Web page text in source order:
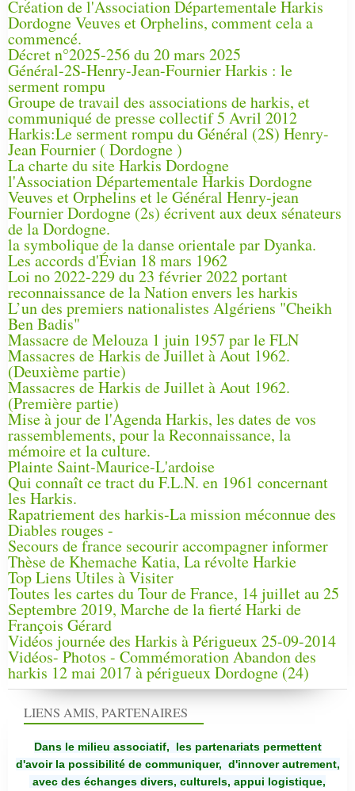
Création de l'Association Départementale Harkis
Dordogne Veuves et Orphelins, comment cela a
commencé.
Décret n°2025-256 du 20 mars 2025
Général-2S-Henry-Jean-Fournier Harkis : le
serment rompu
Groupe de travail des associations de harkis, et
communiqué de presse collectif 5 Avril 2012
Harkis:Le serment rompu du Général (2S) Henry-
Jean Fournier ( Dordogne )
La charte du site Harkis Dordogne
l'Association Départementale Harkis Dordogne
Veuves et Orphelins et le Général Henry-jean
Fournier Dordogne (2s) écrivent aux deux sénateurs
de la Dordogne.
la symbolique de la danse orientale par Dyanka.
Les accords d'Évian 18 mars 1962
Loi no 2022-229 du 23 février 2022 portant
reconnaissance de la Nation envers les harkis
L’un des premiers nationalistes Algériens "Cheikh
Ben Badis"
Massacre de Melouza 1 juin 1957 par le FLN
Massacres de Harkis de Juillet à Aout 1962.
(Deuxième partie)
Massacres de Harkis de Juillet à Aout 1962.
(Première partie)
Mise à jour de l'Agenda Harkis, les dates de vos
rassemblements, pour la Reconnaissance, la
mémoire et la culture.
Plainte Saint-Maurice-L'ardoise
Qui connaît ce tract du F.L.N. en 1961 concernant
les Harkis.
Rapatriement des harkis-La mission méconnue des
Diables rouges -
Secours de france secourir accompagner informer
Thèse de Khemache Katia, La révolte Harkie
Top Liens Utiles à Visiter
Toutes les cartes du Tour de France, 14 juillet au 25
Septembre 2019, Marche de la fierté Harki de
François Gérard
Vidéos journée des Harkis à Périgueux 25-09-2014
Vidéos- Photos - Commémoration Abandon des
harkis 12 mai 2017 à périgueux Dordogne (24)
LIENS AMIS, PARTENAIRES
Dans le milieu associatif, les partenariats permettent
d'avoir la possibilité de communiquer, d'innover autrement,
avec des échanges divers, culturels, appui logistique,